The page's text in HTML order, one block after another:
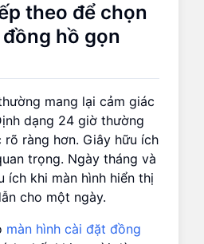
theo để chọn
hồ gọn
mang lại cảm giác
dạng 24 giờ thường
rõ ràng hơn. Giây hữu ích
trọng. Ngày tháng và
ích khi màn hình hiển thị
cho một ngày.
màn hình cài đặt đồng